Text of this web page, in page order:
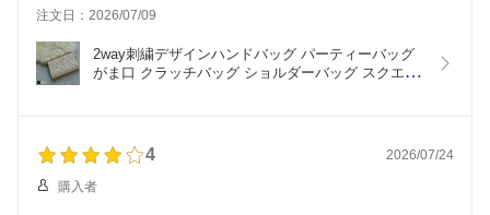
注文日：2026/07/09
2way刺繍デザインハンドバッグ パーティーバッグ
がま口 クラッチバッグ ショルダーバッグ スクエア
ージュ シルバー
4 2026/07/24
購入者